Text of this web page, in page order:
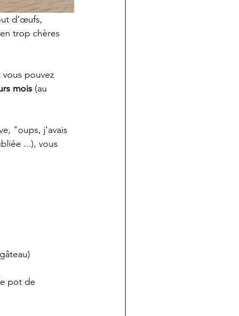
d’œufs,
trop chères
pouvez
mois (au
"oups, j'avais
...), vous
pot de